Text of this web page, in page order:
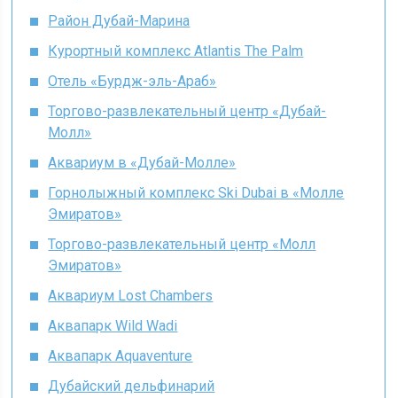
Район Дубай-Марина
Курортный комплекс Atlantis The Palm
Отель «Бурдж-эль-Араб»
Торгово-развлекательный центр «Дубай-
Молл»
Аквариум в «Дубай-Молле»
Горнолыжный комплекс Ski Dubai в «Молле
Эмиратов»
Торгово-развлекательный центр «Молл
Эмиратов»
Аквариум Lost Chambers
Аквапарк Wild Wadi
Аквапарк Aquaventure
Дубайский дельфинарий